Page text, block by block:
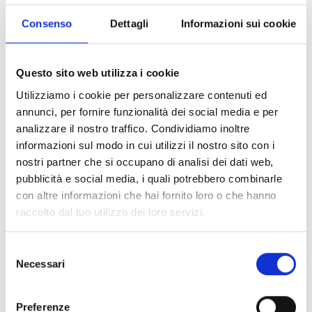
Consenso Dettagli Informazioni sui cookie
Questo sito web utilizza i cookie
Utilizziamo i cookie per personalizzare contenuti ed
annunci, per fornire funzionalità dei social media e per
analizzare il nostro traffico. Condividiamo inoltre
informazioni sul modo in cui utilizzi il nostro sito con i
nostri partner che si occupano di analisi dei dati web,
pubblicità e social media, i quali potrebbero combinarle
con altre informazioni che hai fornito loro o che hanno
raccolto dal tuo utilizzo dei loro servizi.
delNecessari
Preferenze
Portofino